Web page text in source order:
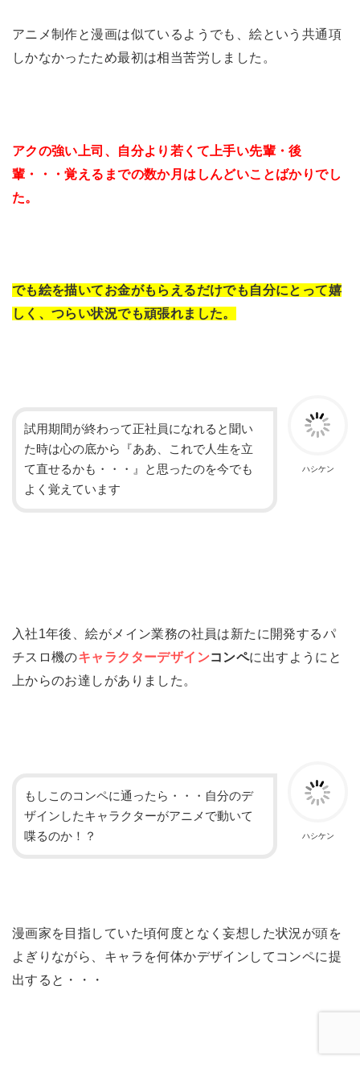
アニメ制作と漫画は似ているようでも、絵という共通項
しかなかったため最初は相当苦労しました。
アクの強い上司、自分より若くて上手い先輩・後
輩・・・覚えるまでの数か月はしんどいことばかりでし
た。
でも絵を描いてお金がもらえるだけでも自分にとって嬉
しく、つらい状況でも頑張れました。
ハシケン
試用期間が終わって正社員になれると聞い
た時は心の底から『ああ、これで人生を立
て直せるかも・・・』と思ったのを今でも
よく覚えています
入社1年後、絵がメイン業務の社員は新たに開発するパ
チスロ機のキャラクターデザインコンペに出すようにと
上からのお達しがありました。
ハシケン
もしこのコンペに通ったら・・・自分のデ
ザインしたキャラクターがアニメで動いて
喋るのか！？
漫画家を目指していた頃何度となく妄想した状況が頭を
よぎりながら、キャラを何体かデザインしてコンペに提
出すると・・・